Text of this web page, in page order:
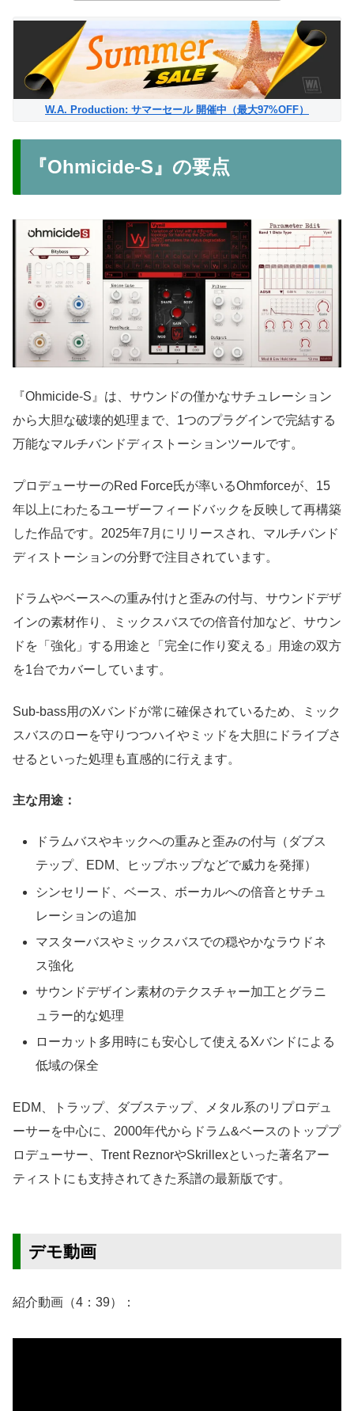
W.A. Production: サマーセール 開催中（最大97%OFF）
『Ohmicide-S』の要点
『Ohmicide-S』は、サウンドの僅かなサチュレーション
から大胆な破壊的処理まで、1つのプラグインで完結する
万能なマルチバンドディストーションツールです。
プロデューサーのRed Force氏が率いるOhmforceが、15
年以上にわたるユーザーフィードバックを反映して再構築
した作品です。2025年7月にリリースされ、マルチバンド
ディストーションの分野で注目されています。
ドラムやベースへの重み付けと歪みの付与、サウンドデザ
インの素材作り、ミックスバスでの倍音付加など、サウン
ドを「強化」する用途と「完全に作り変える」用途の双方
を1台でカバーしています。
Sub-bass用のXバンドが常に確保されているため、ミック
スバスのローを守りつつハイやミッドを大胆にドライブさ
せるといった処理も直感的に行えます。
主な用途：
ドラムバスやキックへの重みと歪みの付与（ダブス
テップ、EDM、ヒップホップなどで威力を発揮）
シンセリード、ベース、ボーカルへの倍音とサチュ
レーションの追加
マスターバスやミックスバスでの穏やかなラウドネ
ス強化
サウンドデザイン素材のテクスチャー加工とグラニ
ュラー的な処理
ローカット多用時にも安心して使えるXバンドによる
低域の保全
EDM、トラップ、ダブステップ、メタル系のリプロデュ
ーサーを中心に、2000年代からドラム&ベースのトッププ
ロデューサー、Trent ReznorやSkrillexといった著名アー
ティストにも支持されてきた系譜の最新版です。
デモ動画
紹介動画（4：39）：